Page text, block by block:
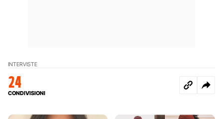
INTERVISTE
24
CONDIVISIONI